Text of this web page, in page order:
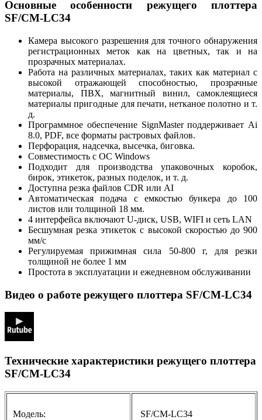
Основные особенности режущего плоттера
SF/CM-LC34
Камера высокого разрешения для точного обнаружения
регистрационных меток как на цветных, так и на
прозрачных материалах.
Работа на различных материалах, таких как материал с
высокой отражающей способностью, прозрачные
материалы, ПВХ, магнитный винил, самоклеящиеся
материалы пригодные для печати, нетканое полотно и т.
д.
Программное обеспечение SignMaster поддерживает Ai
8.0, PDF, все форматы растровых файлов.
Перфорация, надсечка, высечка, биговка.
Совместимость с ОС Windows
Подходит для производства упаковочных коробок,
бирок, этикеток, разных поделок, и т. д.
Доступна резка файлов CDR или AI
Автоматическая подача с емкостью бункера до 100
листов или толщиной 18 мм.
4 интерфейса включают U-диск, USB, WIFI и сеть LAN
Бесшумная резка этикеток с высокой скоростью до 900
мм/с
Регулируемая прижимная сила 50-800 г, для резки
толщиной не более 1 мм
Простота в эксплуатации и ежедневном обслуживании
Видео о работе режущего плоттера SF/CM-LC34
Технические характеристики режущего плоттера
SF/CM-LC34
Модель: SF/CM-LC34